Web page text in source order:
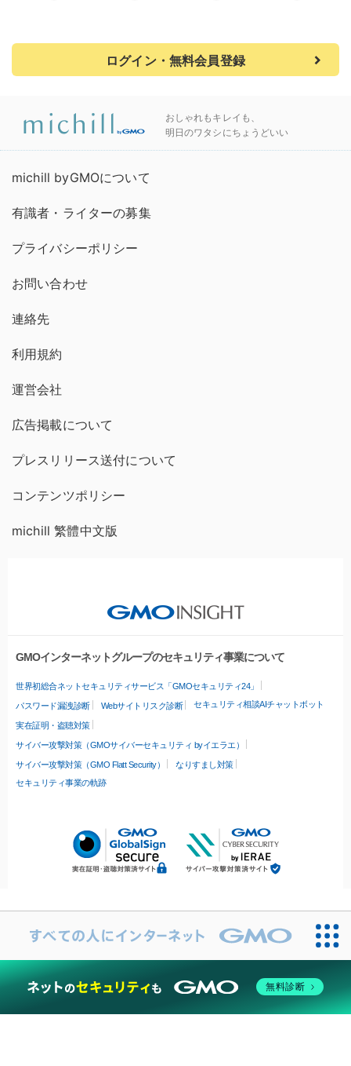
ログイン・無料会員登録
おしゃれもキレイも、
明日のワタシにちょうどいい
michill byGMOについて
有識者・ライターの募集
プライバシーポリシー
お問い合わせ
連絡先
利用規約
運営会社
広告掲載について
プレスリリース送付について
コンテンツポリシー
michill 繁體中文版
GMOインターネットグループのセキュリティ事業について
世界初総合ネットセキュリティサービス「GMOセキュリティ24」
パスワード漏洩診断 Webサイトリスク診断 セキュリティ相談AIチャットボット
実在証明・盗聴対策
サイバー攻撃対策（GMOサイバーセキュリティ byイエラエ）
サイバー攻撃対策（GMO Flatt Security）
なりすまし対策
セキュリティ事業の軌跡
無料診断